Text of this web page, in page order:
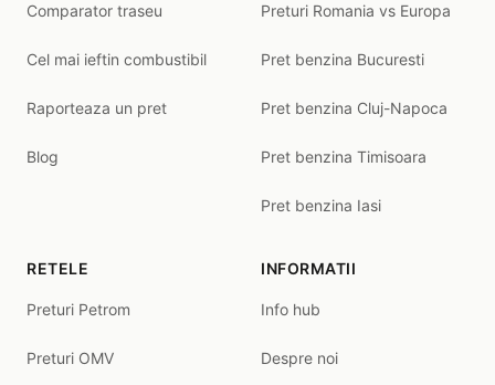
Comparator traseu
Cel mai ieftin combustibil
Raporteaza un pret
Blog
Preturi Romania vs Europa
Pret benzina Bucuresti
Pret benzina Cluj-Napoca
Pret benzina Timisoara
Pret benzina Iasi
RETELE
Preturi Petrom
Preturi OMV
INFORMATII
Info hub
Despre noi